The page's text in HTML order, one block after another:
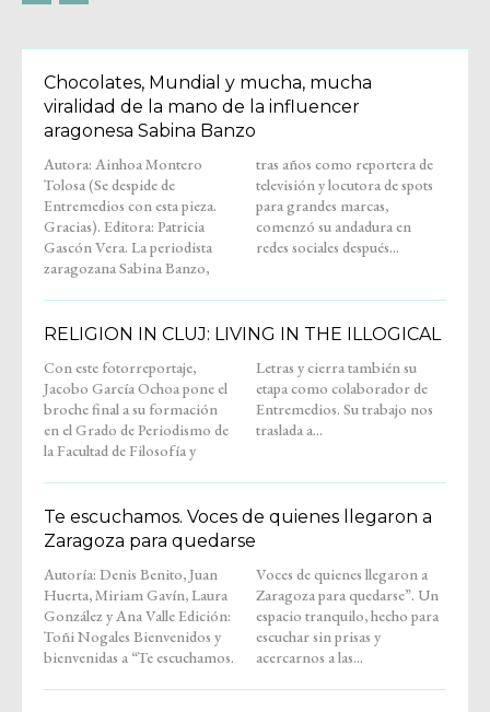
Chocolates, Mundial y mucha, mucha
viralidad de la mano de la influencer
aragonesa Sabina Banzo
Autora: Ainhoa Montero
Tolosa (Se despide de
Entremedios con esta pieza.
Gracias). Editora: Patricia
Gascón Vera. La periodista
zaragozana Sabina Banzo,
tras años como reportera de
televisión y locutora de spots
para grandes marcas,
comenzó su andadura en
redes sociales después...
RELIGION IN CLUJ: LIVING IN THE ILLOGICAL
Con este fotorreportaje,
Jacobo García Ochoa pone el
broche final a su formación
en el Grado de Periodismo de
la Facultad de Filosofía y
Letras y cierra también su
etapa como colaborador de
Entremedios. Su trabajo nos
traslada a...
Te escuchamos. Voces de quienes llegaron a
Zaragoza para quedarse
Autoría: Denis Benito, Juan
Huerta, Miriam Gavín, Laura
González y Ana Valle Edición:
Toñi Nogales Bienvenidos y
bienvenidas a “Te escuchamos.
Voces de quienes llegaron a
Zaragoza para quedarse”. Un
espacio tranquilo, hecho para
escuchar sin prisas y
acercarnos a las...